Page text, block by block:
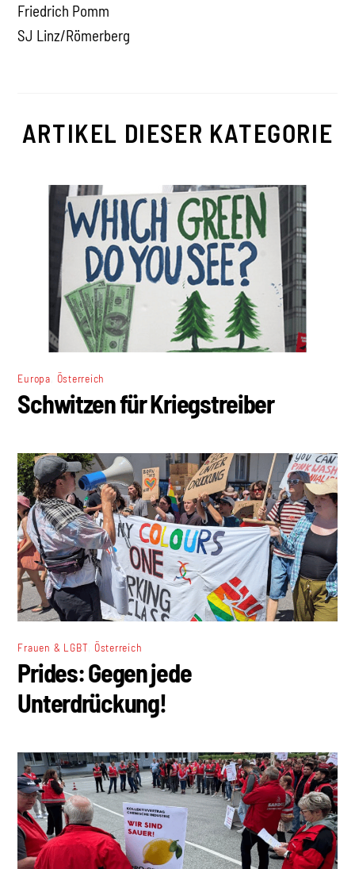
Friedrich Pomm
SJ Linz/Römerberg
ARTIKEL DIESER KATEGORIE
Europa Österreich
Schwitzen für Kriegstreiber
Frauen & LGBT Österreich
Prides: Gegen jede
Unterdrückung!